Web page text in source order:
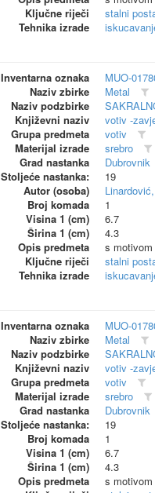
Ključne riječi
stalni
Tehnika izrade
Inventarna oznaka
MUO-
Naziv zbirke
Metal
Naziv podzbirke
Književni naziv
votiv -
Grupa predmeta
votiv
Materijal izrade
srebro
Grad nastanka
Dubrovnik
Stoljeće nastanka:
19
Autor (osoba)
Broj komada
1
Visina 1 (cm)
6.7
Širina 1 (cm)
4.3
Opis predmeta
s
Ključne riječi
stalni
Tehnika izrade
Inventarna oznaka
MUO-
Naziv zbirke
Metal
Naziv podzbirke
Književni naziv
votiv -
Grupa predmeta
votiv
Materijal izrade
srebro
Grad nastanka
Dubrovnik
Stoljeće nastanka:
19
Broj komada
1
Visina 1 (cm)
6.7
Širina 1 (cm)
4.3
Opis predmeta
s